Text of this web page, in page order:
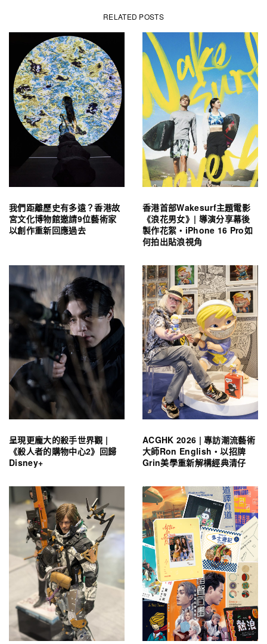
RELATED POSTS
我們距離歷史有多遠？香港故
宮文化博物館邀請9位藝術家
以創作重新回應過去
香港首部Wakesurf主題電影
《浪花男女》| 導演分享幕後
製作花絮・iPhone 16 Pro如
何拍出貼浪視角
呈現更龐大的殺手世界觀 |
《殺人者的購物中心2》回歸
Disney+
ACGHK 2026 | 專訪潮流藝術
大師Ron English・以招牌
Grin美學重新解構經典清仔